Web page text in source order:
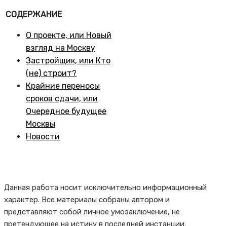
СОДЕРЖАНИЕ
О проекте, или Новый
взгляд на Москву
Застройщик, или Кто
(не) строит?
Крайние переносы
сроков сдачи, или
Очередное будущее
Москвы
Новости
Данная работа носит исключительно информационный
характер. Все материалы собраны автором и
представляют собой личное умозаключение, не
претендующее на истину в последней инстанции.